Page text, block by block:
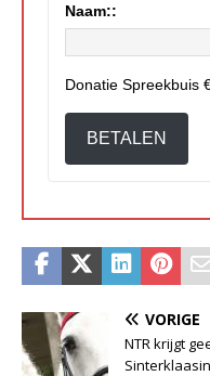
Naam::
Donatie Spreekbuis
BETALEN
VORIGE
NTR krijgt